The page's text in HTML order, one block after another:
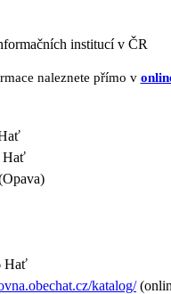
institucí v ČR
naleznete přímo v
Hať
Hať
katalog/